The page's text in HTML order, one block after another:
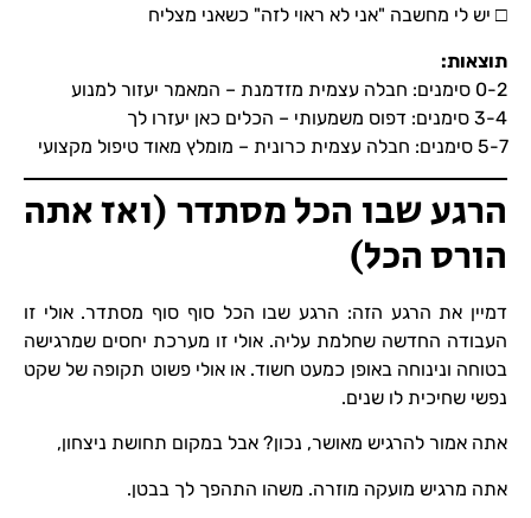
□ יש לי מחשבה "אני לא ראוי לזה" כשאני מצליח
תוצאות:
0-2 סימנים: חבלה עצמית מזדמנת – המאמר יעזור למנוע
3-4 סימנים: דפוס משמעותי – הכלים כאן יעזרו לך
5-7 סימנים: חבלה עצמית כרונית – מומלץ מאוד טיפול מקצועי
הרגע שבו הכל מסתדר (ואז אתה
הורס הכל)
דמיין את הרגע הזה: הרגע שבו הכל סוף סוף מסתדר. אולי זו
העבודה החדשה שחלמת עליה. אולי זו מערכת יחסים שמרגישה
בטוחה ונינוחה באופן כמעט חשוד. או אולי פשוט תקופה של שקט
נפשי שחיכית לו שנים.
אתה אמור להרגיש מאושר, נכון? אבל במקום תחושת ניצחון,
אתה מרגיש מועקה מוזרה. משהו התהפך לך בבטן.